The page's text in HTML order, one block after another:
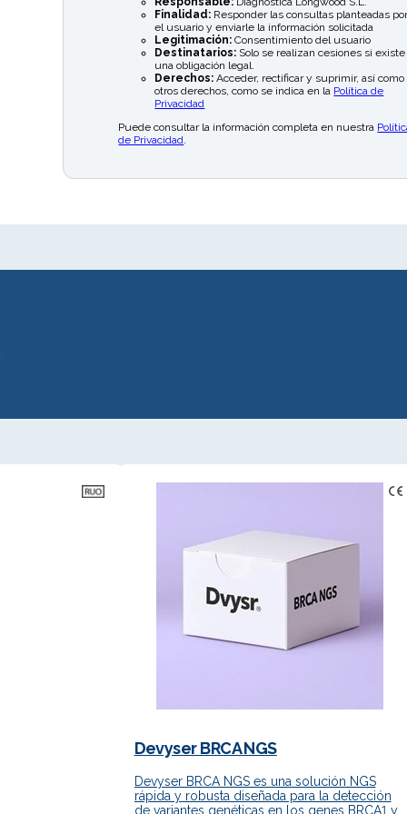
Finalidad: Responder las consultas planteadas
el usuario y enviarle la información solicitada
Legitimación: Consentimiento del usuario
Destinatarios: Solo se realizan cesiones si existe
una obligación legal.
Derechos: Acceder, rectificar y suprimir, así como
otros derechos, como se indica en la Política de
Privacidad
Puede consultar la información completa en nuestra
de Privacidad.
Devyser BRCA NGS
Devyser BRCA NGS es una solución NGS
rápida y robusta diseñada para la detección
de variantes genéticas en los genes BRCA1 y